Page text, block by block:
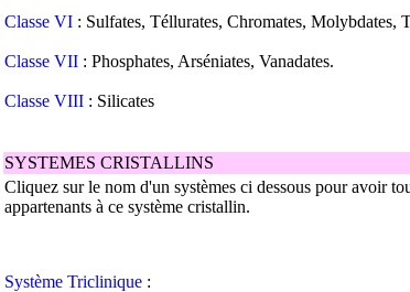
Classe VI : Sulfates, Téllurates, Chromates, Molybdates,
Classe VII : Phosphates, Arséniates, Vanadates.
Classe VIII : Silicates
SYSTEMES CRISTALLINS
Cliquez sur le nom d'un systèmes ci dessous pour avoir
appartenants à ce système cristallin.
Système Triclinique :